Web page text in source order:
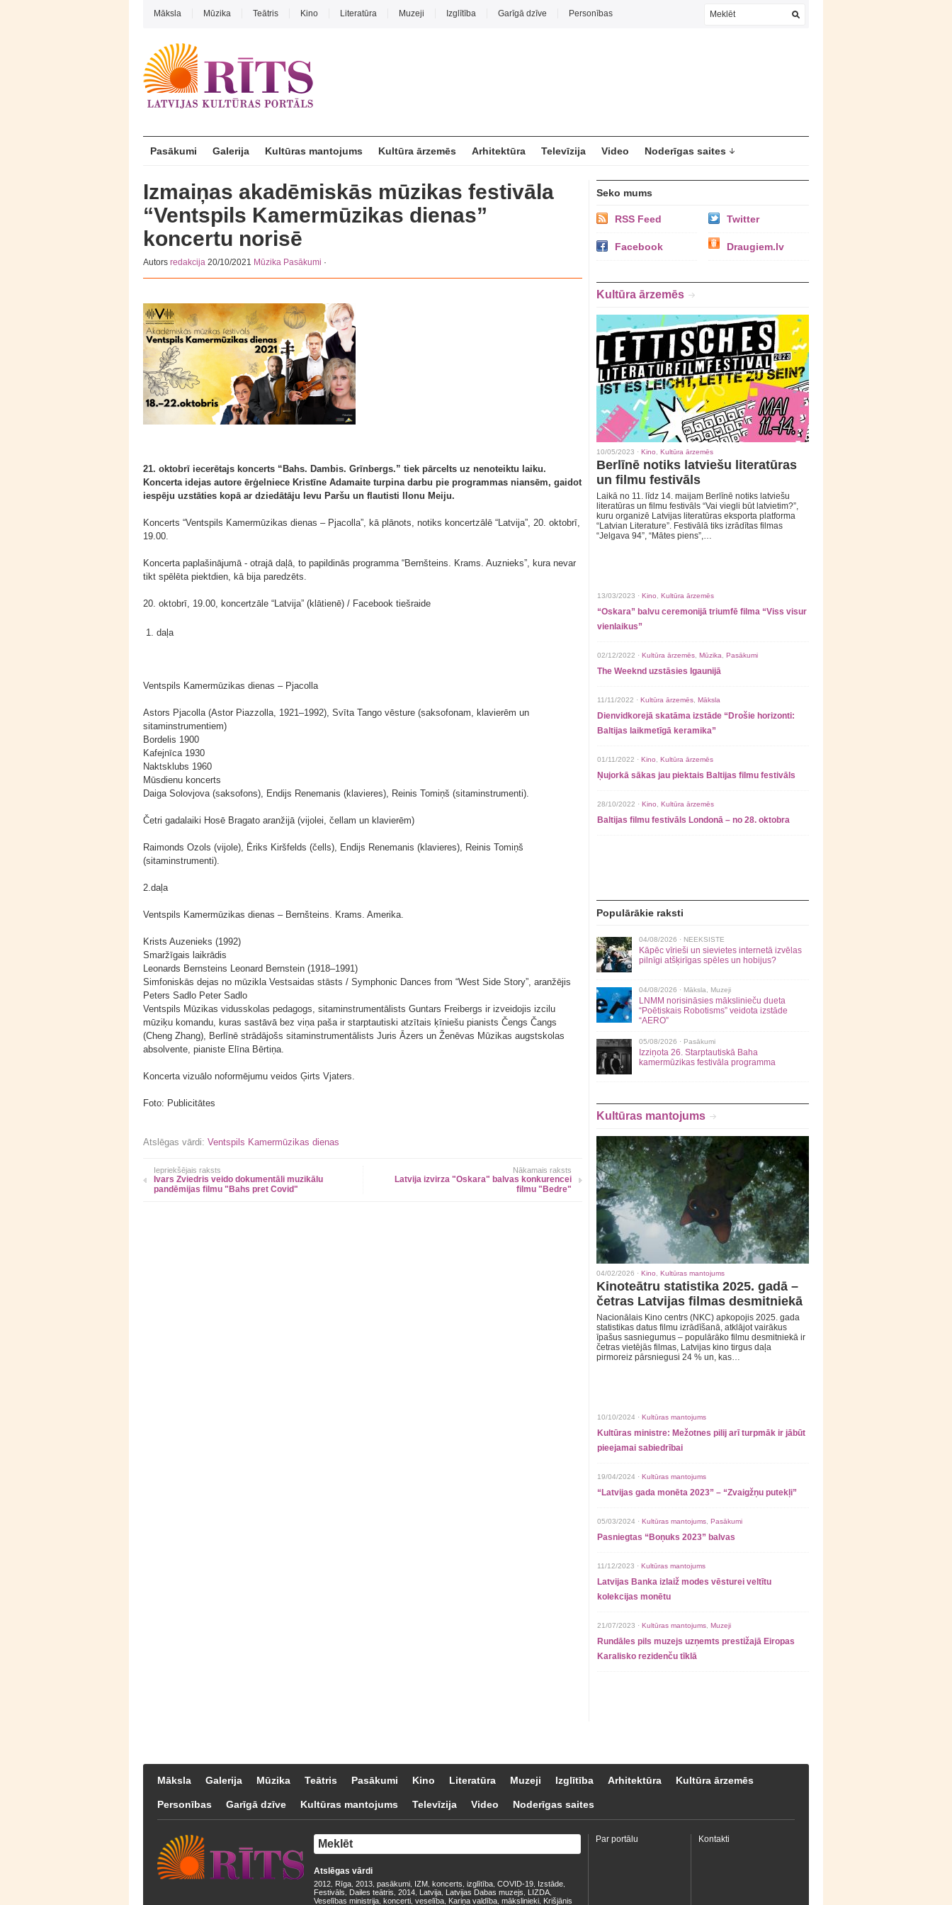
Māksla Mūzika Teātris Kino Literatūra Muzeji Izglītība Garīgā dzīve Personības
Pasākumi Galerija Kultūras mantojums Kultūra ārzemēs Arhitektūra Televīzija Video Noderīgas saites
Izmaiņas akadēmiskās mūzikas festivāla
“Ventspils Kamermūzikas dienas”
koncertu norisē
Autors redakcija 20/10/2021 Mūzika Pasākumi ·
21. oktobrī iecerētajs koncerts “Bahs. Dambis. Grīnbergs.” tiek pārcelts uz nenoteiktu laiku.
Koncerta idejas autore ērģelniece Kristīne Adamaite turpina darbu pie programmas niansēm, gaidot
iespēju uzstāties kopā ar dziedātāju Ievu Paršu un flautisti Ilonu Meiju.
Koncerts “Ventspils Kamermūzikas dienas – Pjacolla”, kā plānots, notiks koncertzālē “Latvija”, 20. oktobrī,
19.00.
Koncerta paplašinājumā - otrajā daļā, to papildinās programma “Bernšteins. Krams. Auznieks”, kura nevar
tikt spēlēta piektdien, kā bija paredzēts.
20. oktobrī, 19.00, koncertzāle “Latvija” (klātienē) / Facebook tiešraide
daļa
Ventspils Kamermūzikas dienas – Pjacolla
Astors Pjacolla (Astor Piazzolla, 1921–1992), Svīta Tango vēsture (saksofonam, klavierēm un
sitaminstrumentiem)
Bordelis 1900
Kafejnīca 1930
Naktsklubs 1960
Mūsdienu koncerts
Daiga Solovjova (saksofons), Endijs Renemanis (klavieres), Reinis Tomiņš (sitaminstrumenti).
Četri gadalaiki Hosē Bragato aranžijā (vijolei, čellam un klavierēm)
Raimonds Ozols (vijole), Ēriks Kiršfelds (čells), Endijs Renemanis (klavieres), Reinis Tomiņš
(sitaminstrumenti).
2.daļa
Ventspils Kamermūzikas dienas – Bernšteins. Krams. Amerika.
Krists Auzenieks (1992)
Smaržīgais laikrādis
Leonards Bernsteins Leonard Bernstein (1918–1991)
Simfoniskās dejas no mūzikla Vestsaidas stāsts / Symphonic Dances from “West Side Story”, aranžējis
Peters Sadlo Peter Sadlo
Ventspils Mūzikas vidusskolas pedagogs, sitaminstrumentālists Guntars Freibergs ir izveidojis izcilu
mūziķu komandu, kuras sastāvā bez viņa paša ir starptautiski atzītais ķīniešu pianists Čengs Čangs
(Cheng Zhang), Berlīnē strādājošs sitaminstrumentālists Juris Āzers un Ženēvas Mūzikas augstskolas
absolvente, pianiste Elīna Bērtiņa.
Koncerta vizuālo noformējumu veidos Ģirts Vjaters.
Foto: Publicitātes
Atslēgas vārdi: Ventspils Kamermūzikas dienas
Iepriekšējais raksts
Ivars Zviedris veido dokumentāli muzikālu
pandēmijas filmu "Bahs pret Covid"
Nākamais raksts
Latvija izvirza "Oskara" balvas konkurencei
filmu "Bedre"
Seko mums
RSS Feed Twitter
Facebook Draugiem.lv
Kultūra ārzemēs
10/05/2023 · Kino Kultūra ārzemēs
Berlīnē notiks latviešu literatūras
un filmu festivāls
Laikā no 11. līdz 14. maijam Berlīnē notiks latviešu
literatūras un filmu festivāls “Vai viegli būt latvietim?”,
kuru organizē Latvijas literatūras eksporta platforma
“Latvian Literature”. Festivālā tiks izrādītas filmas
“Jelgava 94”, “Mātes piens”,…
13/03/2023 · Kino Kultūra ārzemēs
“Oskara” balvu ceremonijā triumfē filma “Viss visur
vienlaikus”
02/12/2022 · Kultūra ārzemēs Mūzika Pasākumi
The Weeknd uzstāsies Igaunijā
11/11/2022 · Kultūra ārzemēs Māksla
Dienvidkorejā skatāma izstāde “Drošie horizonti:
Baltijas laikmetīgā keramika”
01/11/2022 · Kino Kultūra ārzemēs
Ņujorkā sākas jau piektais Baltijas filmu festivāls
28/10/2022 · Kino Kultūra ārzemēs
Baltijas filmu festivāls Londonā – no 28. oktobra
Populārākie raksti
04/08/2026 · NEEKSISTE
Kāpēc vīrieši un sievietes internetā izvēlas
pilnīgi atšķirīgas spēles un hobijus?
04/08/2026 · Māksla Muzeji
LNMM norisināsies mākslinieču dueta
“Poētiskais Robotisms” veidota izstāde
“AERO”
05/08/2026 · Pasākumi
Izziņota 26. Starptautiskā Baha
kamermūzikas festivāla programma
Kultūras mantojums
04/02/2026 · Kino Kultūras mantojums
Kinoteātru statistika 2025. gadā –
četras Latvijas filmas desmitniekā
Nacionālais Kino centrs (NKC) apkopojis 2025. gada
statistikas datus filmu izrādīšanā, atklājot vairākus
īpašus sasniegumus – populārāko filmu desmitniekā ir
četras vietējās filmas, Latvijas kino tirgus daļa
pirmoreiz pārsniegusi 24 % un, kas…
10/10/2024 · Kultūras mantojums
Kultūras ministre: Mežotnes pilij arī turpmāk ir jābūt
pieejamai sabiedrībai
19/04/2024 · Kultūras mantojums
“Latvijas gada monēta 2023” – “Zvaigžņu putekļi”
05/03/2024 · Kultūras mantojums Pasākumi
Pasniegtas “Boņuks 2023” balvas
11/12/2023 · Kultūras mantojums
Latvijas Banka izlaiž modes vēsturei veltītu
kolekcijas monētu
21/07/2023 · Kultūras mantojums Muzeji
Rundāles pils muzejs uzņemts prestižajā Eiropas
Karalisko rezidenču tīklā
Māksla Galerija Mūzika Teātris Pasākumi Kino Literatūra Muzeji Izglītība Arhitektūra Kultūra ārzemēs
Personības Garīgā dzīve Kultūras mantojums Televīzija Video Noderīgas saites
Atslēgas vārdi
2012 Rīga 2013 pasākumi IZM koncerts izglītība COVID-19 Izstāde
Festivāls Dailes teātris 2014 Latvija Latvijas Dabas muzejs LIZDA
Veselības ministrija koncerti veselība Kariņa valdība mākslinieki Krišjānis
Par portālu Kontakti